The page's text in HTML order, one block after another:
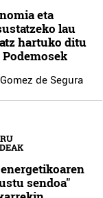
eta
lau
hartuko ditu
de Segura
sendoa"